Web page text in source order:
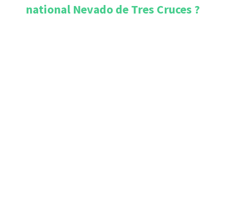
national Nevado de Tres Cruces ?